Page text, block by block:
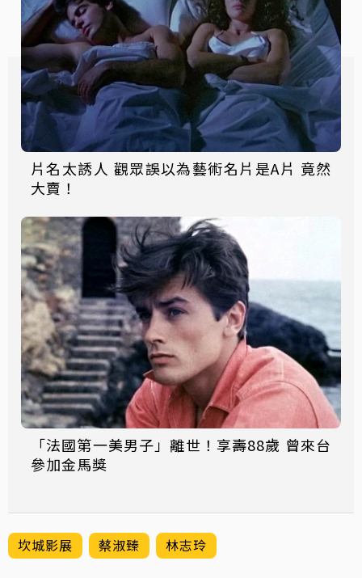
片名太誘人 觀眾誤以為藝術名片是A片 竟然
大賣！
「法國第一美男子」離世！享壽88歲 曾來台
參加金馬獎
坎城影展 蔡淑臻 林志玲